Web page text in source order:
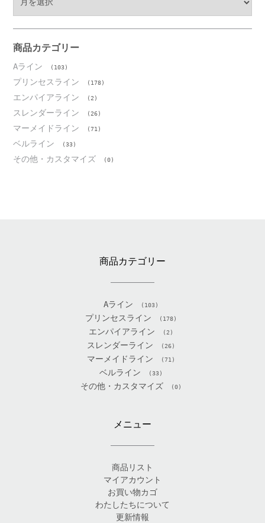
ブ
商品カテゴリー
Aライン (103)
プリンセスライン (178)
エンパイアライン (2)
スレンダーライン (26)
マーメイドライン (71)
ベルライン (33)
その他・カスタマイズ (0)
商品カテゴリー
Aライン (103)
プリンセスライン (178)
エンパイアライン (2)
スレンダーライン (26)
マーメイドライン (71)
ベルライン (33)
その他・カスタマイズ (0)
メニュー
商品リスト
マイアカウント
お買い物カゴ
わたしたちについて
更新情報